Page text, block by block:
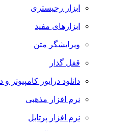
ابزار رجیستری
ابزارهای مفید
ویرایشگر متن
قفل گذار
دانلود درایور کامپیوتر
نرم افزار مذهبی
نرم افزار پرتابل